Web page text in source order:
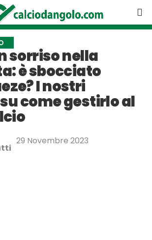
sorriso nella
è sbocciato
I nostri
come gestirlo al
29 Novembre 2023